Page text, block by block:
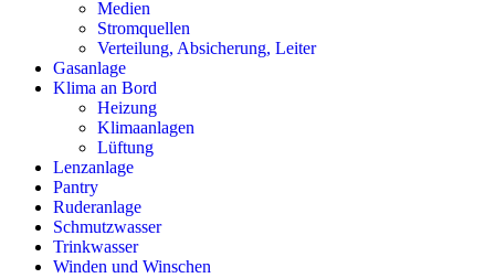
Medien
Stromquellen
Verteilung, Absicherung, Leiter
Gasanlage
Klima an Bord
Heizung
Klimaanlagen
Lüftung
Lenzanlage
Pantry
Ruderanlage
Schmutzwasser
Trinkwasser
Winden und Winschen